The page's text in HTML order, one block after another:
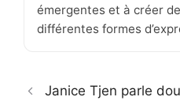
émergentes et à créer
différentes formes
Janice Tjen parle